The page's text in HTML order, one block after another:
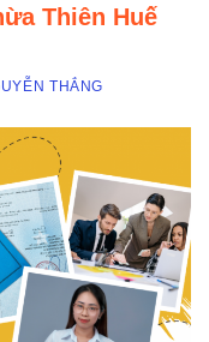
Thiên Huế
THẮNG